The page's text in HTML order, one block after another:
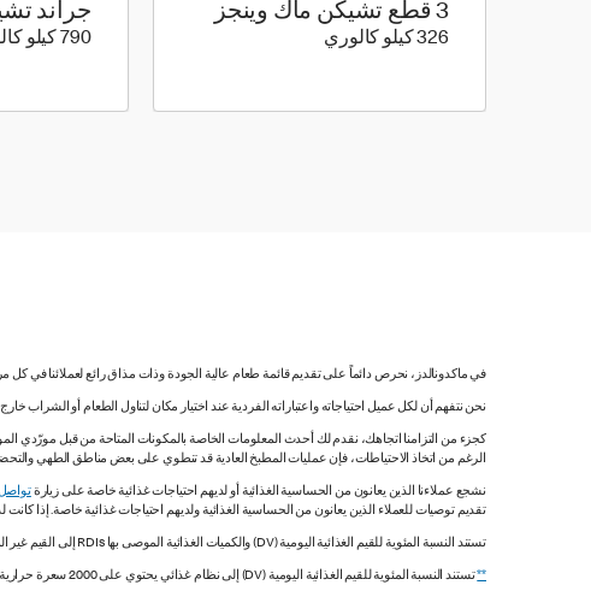
3 قطع تشيكن ماك وينجز
326 كيلو كالوري 326 كيلو سعرة حرارية
جراند
790 كيلو كالوري
في ماكدونالدز، نحرص دائماً على تقديم قائمة طعام عالية الجودة وذات مذاق رائع لعملائنا في كل
نحن نتفهم أن لكل عميل احتياجاته واعتباراته الفردية عند اختيار مكان لتناول الطعام أو الشراب
كجزء من التزامنا اتجاهك، نقدم لك أحدث المعلومات الخاصة بالمكونات المتاحة من قبل مورّدي
الرغم من اتخاذ الاحتياطات، فإن عمليات المطبخ العادية قد تنطوي على بعض مناطق الطهي
نشجع عملاءنا الذين يعانون من الحساسية الغذائية أو لديهم احتياجات غذائية خاصة على زيارة
تقديم توصيات للعملاء الذين يعانون من الحساسية الغذائية ولديهم احتياجات غذائية خاصة. إذا
تستند النسبة المئوية للقيم الغذائية اليومية (DV) والكميات الغذائية الموصى بها RDIs إلى القيم غير المقيدة.
**تستند النسبة المئوية للقيم الغذائية اليومية (DV) إلى نظام غذائي يحتوي على 2000 سعرة حرارية. قد تكون قيمك اليومية أعلى أو أقل اعتماداً على احتياجاتك من السعرات الحرارية.